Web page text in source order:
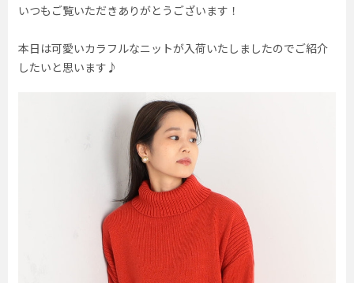
いつもご覧いただきありがとうございます！
本日は可愛いカラフルなニットが入荷いたしましたのでご紹介
したいと思います♪